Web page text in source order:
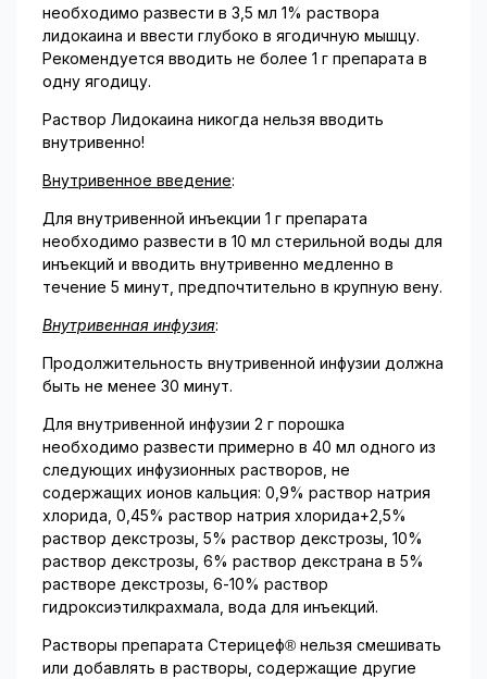
необходимо развести в 3,5 мл 1% раствора
лидокаина и ввести глубоко в ягодичную мышцу.
Рекомендуется вводить не более 1 г препарата в
одну ягодицу.
Раствор Лидокаина никогда нельзя вводить
внутривенно!
Внутривенное введение:
Для внутривенной инъекции 1 г препарата
необходимо развести в 10 мл стерильной воды для
инъекций и вводить внутривенно медленно в
течение 5 минут, предпочтительно в крупную вену.
Внутривенная инфузия:
Продолжительность внутривенной инфузии должна
быть не менее 30 минут.
Для внутривенной инфузии 2 г порошка
необходимо развести примерно в 40 мл одного из
следующих инфузионных растворов, не
содержащих ионов кальция: 0,9% раствор натрия
хлорида, 0,45% раствор натрия хлорида+2,5%
раствор декстрозы, 5% раствор декстрозы, 10%
раствор декстрозы, 6% раствор декстрана в 5%
растворе декстрозы, 6-10% раствор
гидроксиэтилкрахмала, вода для инъекций.
Растворы препарата Стерицеф® нельзя смешивать
или добавлять в растворы, содержащие другие